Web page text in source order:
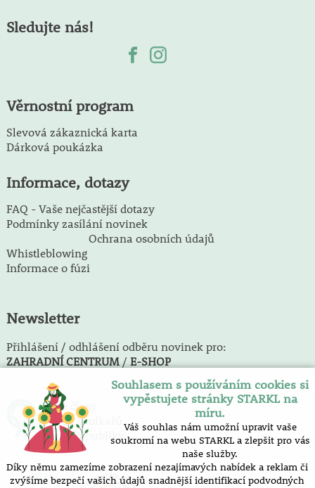
Sledujte nás!
Věrnostní program
Slevová zákaznická karta
Dárková poukázka
Informace, dotazy
FAQ - Vaše nejčastější dotazy
Podmínky zasílání novinek
Ochrana osobních údajů
Whistleblowing
Informace o fúzi
Newsletter
Přihlášení / odhlášení odběru novinek pro:
ZAHRADNÍ CENTRUM/ E-SHOP
Jsme členy
Svazu školkařů
České republiky
Souhlasem s používáním cookies si
vypěstujete stránky STARKL na
míru.
Váš souhlas nám umožní upravit vaše
soukromí na webu STARKL a zlepšit pro vás
naše služby.
Díky němu zamezíme zobrazení nezajímavých nabídek a reklam či
zvýšíme bezpečí vašich údajů snadnější identifikací podvodných